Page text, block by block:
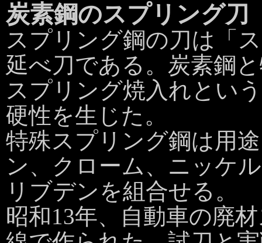
炭素鋼のスプリング刀
スプリング鋼の刀は「
延べ刀である。炭素鋼
スプリング焼入れとい
硬性を生じた。
特殊スプリング鋼は用
ン、クローム、ニッケ
リブデンを組合せる。
昭和13年、自動車の廃